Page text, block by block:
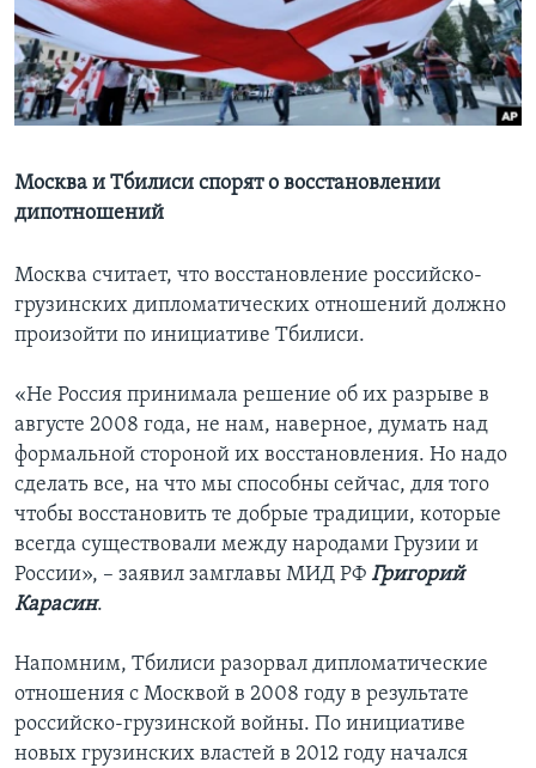
Learning English
СОЦИАЛЬНЫЕ СЕТИ
Языки
Москва и Тбилиси спорят о восстановлении
дипотношений
Москва считает, что восстановление российско-
грузинских дипломатических отношений должно
произойти по инициативе Тбилиси.
«Не Россия принимала решение об их разрыве в
августе 2008 года, не нам, наверное, думать над
формальной стороной их восстановления. Но надо
сделать все, на что мы способны сейчас, для того
чтобы восстановить те добрые традиции, которые
всегда существовали между народами Грузии и
России», – заявил замглавы МИД РФ Григорий
Карасин.
Напомним, Тбилиси разорвал дипломатические
отношения с Москвой в 2008 году в результате
российско-грузинской войны. По инициативе
новых грузинских властей в 2012 году начался